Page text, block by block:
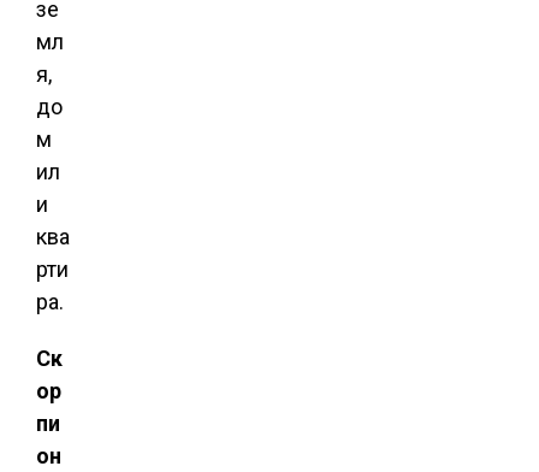
зе
мл
я,
до
м
ил
и
ква
рти
ра.
Ск
ор
пи
он